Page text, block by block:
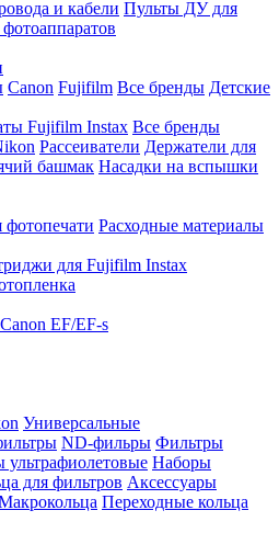
и кабели Пульты ДУ для
Canon Fujifilm Все бренды Детские
Fujifilm Instax Все бренды
Рассеиватели Держатели для
башмак Насадки на вспышки
Расходные материалы
для Fujifilm Instax
EF/EF-s
Универсальные
ND-фильры Фильтры
ультрафиолетовые Наборы
для фильтров Аксессуары
Переходные кольца